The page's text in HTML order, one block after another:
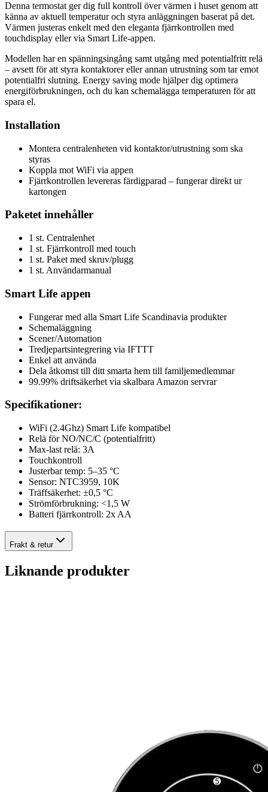
Denna termostat ger dig full kontroll över värmen i huset genom att
känna av aktuell temperatur och styra anläggningen baserat på det.
Värmen justeras enkelt med den eleganta fjärrkontrollen med
touchdisplay eller via Smart Life-appen.
Modellen har en spänningsingång samt utgång med potentialfritt relä
– avsett för att styra kontaktorer eller annan utrustning som tar emot
potentialfri slutning. Energy saving mode hjälper dig optimera
energiförbrukningen, och du kan schemalägga temperaturen för att
spara el.
Installation
Montera centralenheten vid kontaktor/utrustning som ska
styras
Koppla mot WiFi via appen
Fjärrkontrollen levereras färdigparad – fungerar direkt ur
kartongen
Paketet innehåller
1 st. Centralenhet
1 st. Fjärrkontroll med touch
1 st. Paket med skruv/plugg
1 st. Användarmanual
Smart Life appen
Fungerar med alla Smart Life Scandinavia produkter
Schemaläggning
Scener/Automation
Tredjepartsintegrering via IFTTT
Enkel att använda
Dela åtkomst till ditt smarta hem till familjemedlemmar
99.99% driftsäkerhet via skalbara Amazon servrar
Specifikationer:
WiFi (2.4Ghz) Smart Life kompatibel
Relä för NO/NC/C (potentialfritt)
Max-last relä: 3A
Touchkontroll
Justerbar temp: 5–35 °C
Sensor: NTC3959, 10K
Träffsäkerhet: ±0,5 °C
Strömförbrukning: <1,5 W
Batteri fjärrkontroll: 2x AA
Frakt & retur
Liknande produkter